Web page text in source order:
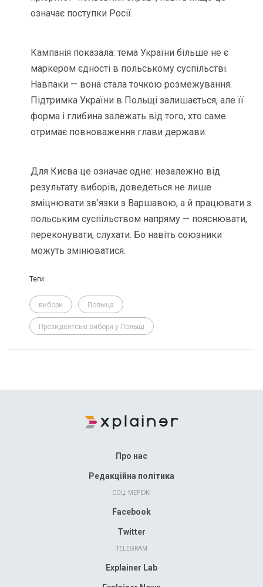
означає поступки Росії.
Кампанія показала: тема України більше не є
маркером єдності в польському суспільстві.
Навпаки — вона стала точкою розмежування.
Підтримка України в Польщі залишається, але її
форма і глибина залежать від того, хто саме
отримає повноваження глави держави.
Для Києва це означає одне: незалежно від
результату виборів, доведеться не лише
зміцнювати зв’язки з Варшавою, а й працювати з
польським суспільством напряму — пояснювати,
переконувати, слухати. Бо навіть союзники
можуть змінюватися.
Теги:
вибори Польща
Президентські вибори у Польщі
Про нас
Редакційна політика
СОЦ. МЕРЕЖІ
Facebook
Twitter
TELEGRAM
Explainer Lab